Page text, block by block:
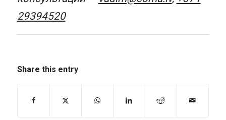
29394520
Share this entry